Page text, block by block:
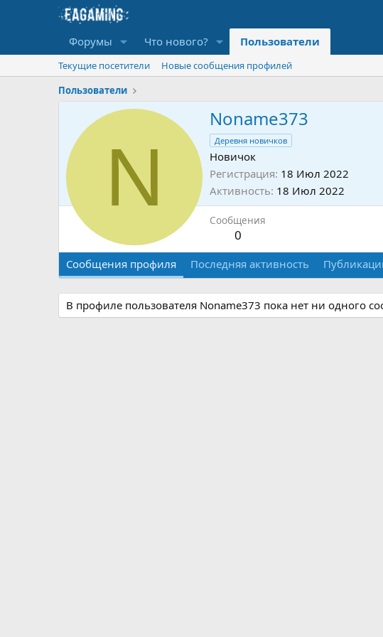
Форумы Что нового? Пользователи
Текущие посетители
Новые сообщения профилей
Пользователи
N
Noname373
Деревня новичков
Новичок
Регистрация 18 Июл 2022
Активность 18 Июл 2022
Сообщения
0
Сообщения профиля Последняя активность
В профиле пользователя Noname373 пока нет ни одного